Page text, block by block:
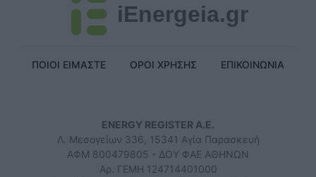
iEnergeia.gr
ΠΟΙΟΙ ΕΙΜΑΣΤΕ ΟΡΟΙ ΧΡΗΣΗΣ ΕΠΙΚΟΙΝΩΝΙΑ
ENERGY REGISTER Α.Ε.
Λ. Μεσογείων 336, 15341 Αγία Παρασκευή
ΑΦΜ 800479805 - ΔΟΥ ΦΑΕ ΑΘΗΝΩΝ
Αρ. ΓΕΜΗ 124714401000